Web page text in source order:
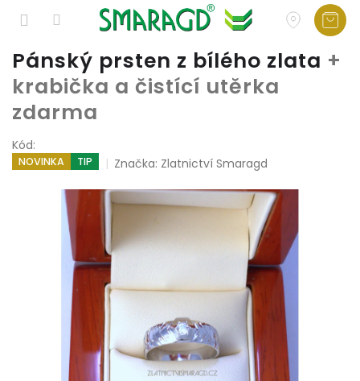
Přejít
obsah
Pánský prsten z bílého zlata +
krabička a čistící utěrka
zdarma
Kód:
NOVINKA TIP Značka: Zlatnictví Smaragd